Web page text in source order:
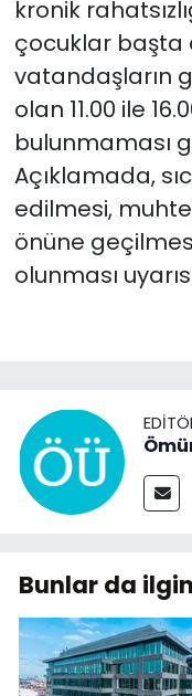
kronik
çocuklar başta
vatandaşların
olan 11.00 ile
bulunmaması
Açıklamada,
edilmesi,
önüne
olunması
Bunlar da